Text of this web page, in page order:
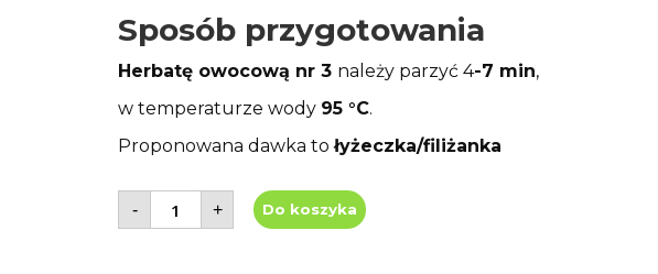
Sposób przygotowania
Herbatę owocową nr 3 należy parzyć 4-7 min,
w temperaturze wody 95 °C.
Proponowana dawka tołyżeczka/filiżanka
-
ilość
Herbata
owocowa
+ Do koszyka